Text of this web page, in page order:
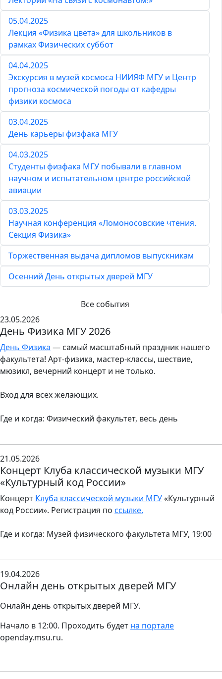
05.04.2025
Лекция «Физика цвета» для школьников в
рамках Физических суббот
04.04.2025
Экскурсия в музей космоса НИИЯФ МГУ и Центр
прогноза космической погоды от кафедры
физики космоса
03.04.2025
День карьеры физфака МГУ
04.03.2025
Студенты физфака МГУ побывали в главном
научном и испытательном центре российской
авиации
03.03.2025
Научная конференция «Ломоносовские чтения.
Секция Физика»
Торжественная выдача дипломов выпускникам
Осенний День открытых дверей МГУ
Все события
23.05.2026
День Физика МГУ 2026
День Физика — самый масштабный праздник нашего
факультета! Арт-физика, мастер-классы, шествие,
мюзикл, вечерний концерт и не только.
Вход для всех желающих.
Где и когда: Физический факультет, весь день
21.05.2026
Концерт Клуба классической музыки МГУ
«Культурный код России»
Концерт Клуба классической музыки МГУ«Культурный
код России». Регистрация по ссылке.
Где и когда: Музей физического факультета МГУ, 19:00
19.04.2026
Онлайн день открытых дверей МГУ
Онлайн день открытых дверей МГУ.
Начало в 12:00. Проходить будет на портале
openday.msu.ru.